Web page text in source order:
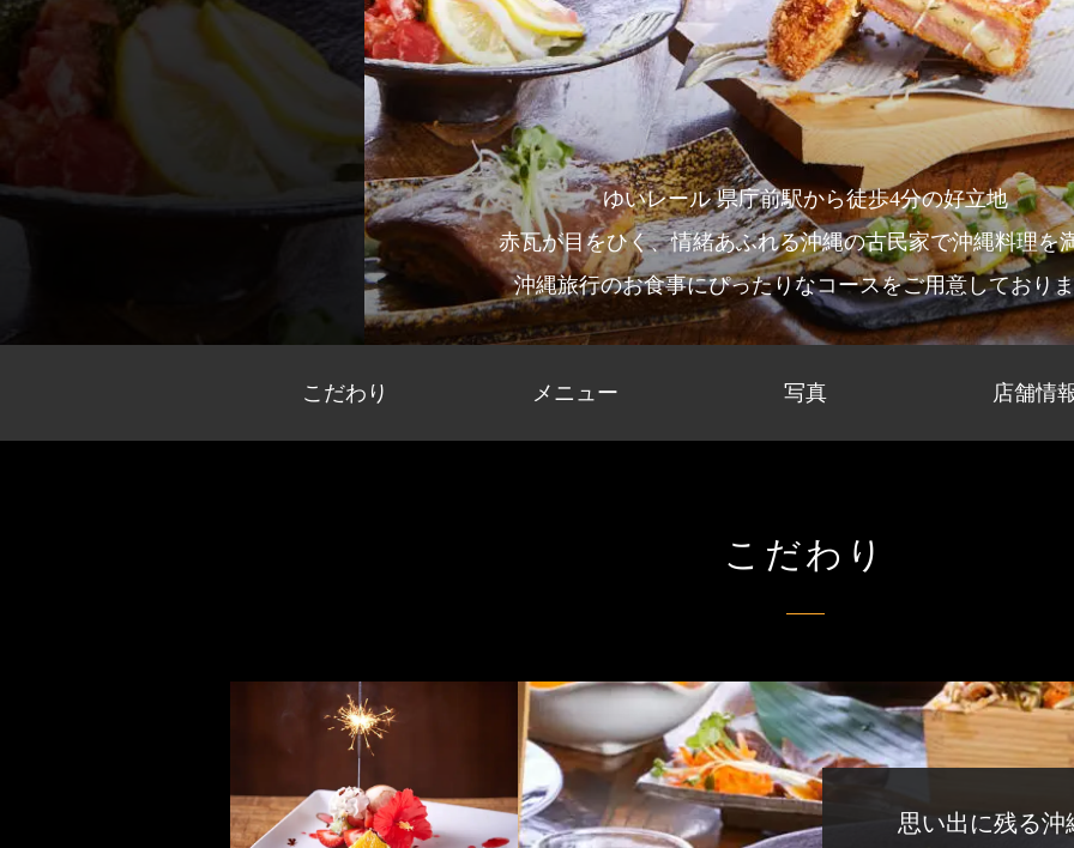
ゆいレール 県庁前駅から徒歩4分の好立地
赤瓦が目をひく、情緒あふれる沖縄の古民家で沖縄料理を
沖縄旅行のお食事にぴったりなコースをご用意しており
こだわり メニュー 写真 店舗情
こだわり
思い出に残る